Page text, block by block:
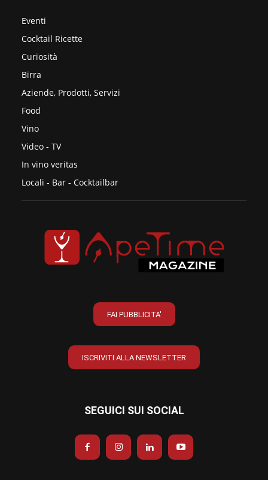
Eventi
Cocktail Ricette
Curiosità
Birra
Aziende, Prodotti, Servizi
Food
Vino
Video - TV
In vino veritas
Locali - Bar - Cocktailbar
FAI PUBBLICITA'
ISCRIVITI ALLA NEWSLETTER
SEGUICI SUI SOCIAL